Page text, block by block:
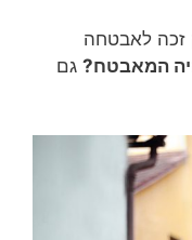
זכה לאבטחה
המאבטח? גם